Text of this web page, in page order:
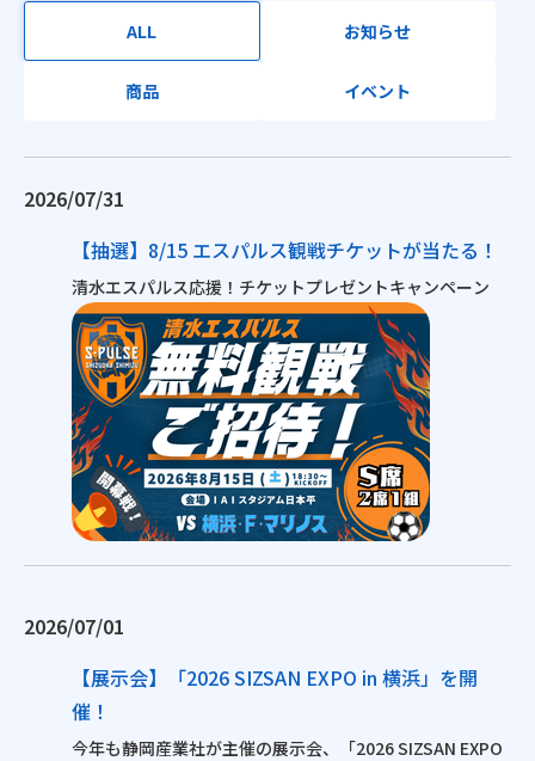
ALL お知らせ
商品 イベント
2026/07/31
【抽選】8/15 エスパルス観戦チケットが当たる！
清水エスパルス応援！チケットプレゼントキャンペーン
2026/07/01
【展示会】「2026 SIZSAN EXPO in 横浜」を開
催！
今年も静岡産業社が主催の展示会、「2026 SIZSAN EXPO